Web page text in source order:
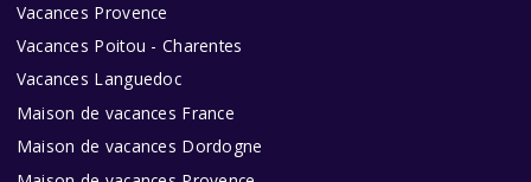
Vacances Provence
Vacances Poitou - Charentes
Vacances Languedoc
Maison de vacances France
Maison de vacances Dordogne